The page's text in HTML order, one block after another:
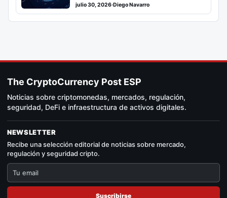
julio 30, 2026·Diego Navarro
The CryptoCurrency Post ESP
Noticias sobre criptomonedas, mercados, regulación,
seguridad, DeFi e infraestructura de activos digitales.
NEWSLETTER
Recibe una selección editorial de noticias sobre mercado,
regulación y seguridad cripto.
Suscribirse